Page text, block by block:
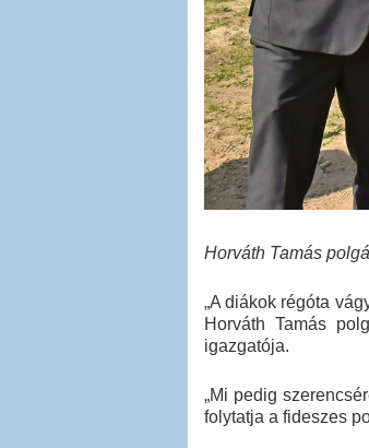
Horváth Tamás
„A diákok régóta
Horváth Tamás
igazgatója.
„Mi pedig
folytatja a fideszes